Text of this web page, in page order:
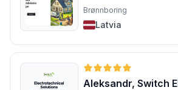
Brønnboring
Latvia
Aleksandr, Switch